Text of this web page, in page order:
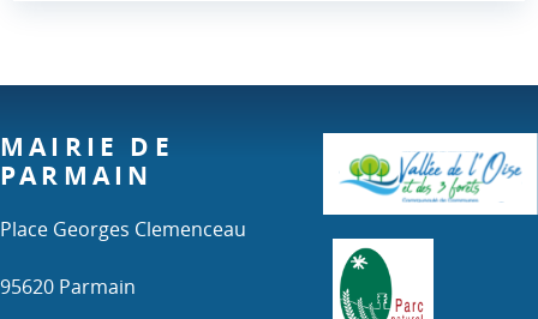
MAIRIE DE
PARMAIN
Place Georges Clemenceau
95620 Parmain